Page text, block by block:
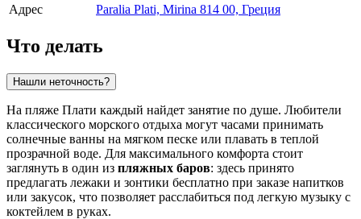
Адрес
Paralia Plati, Mirina 814 00, Греция
Что делать
Нашли неточность?
На пляже Плати каждый найдет занятие по душе. Любители
классического морского отдыха могут часами принимать
солнечные ванны на мягком песке или плавать в теплой
прозрачной воде. Для максимального комфорта стоит
заглянуть в один из пляжных баров: здесь принято
предлагать лежаки и зонтики бесплатно при заказе напитков
или закусок, что позволяет расслабиться под легкую музыку с
коктейлем в руках.